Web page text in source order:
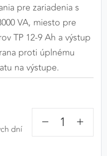
pre zariadenia s
VA, miesto pre
TP 12-9 Ah a výstup
proti úplnému
na výstupe.
dní
− +
zapamätanie si
a preferencií,
alebo prihlasovacie
používanie